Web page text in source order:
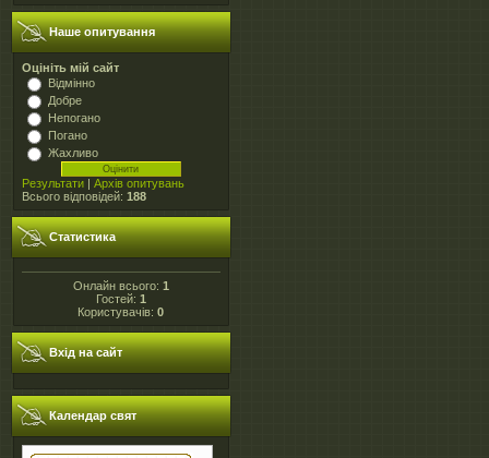
Наше опитування
Оцініть мій сайт
Відмінно
Добре
Непогано
Погано
Жахливо
Результати | Архів опитувань
Всього відповідей: 188
Статистика
Онлайн всього: 1
Гостей: 1
Користувачів:0
Вхід на сайт
Календар свят